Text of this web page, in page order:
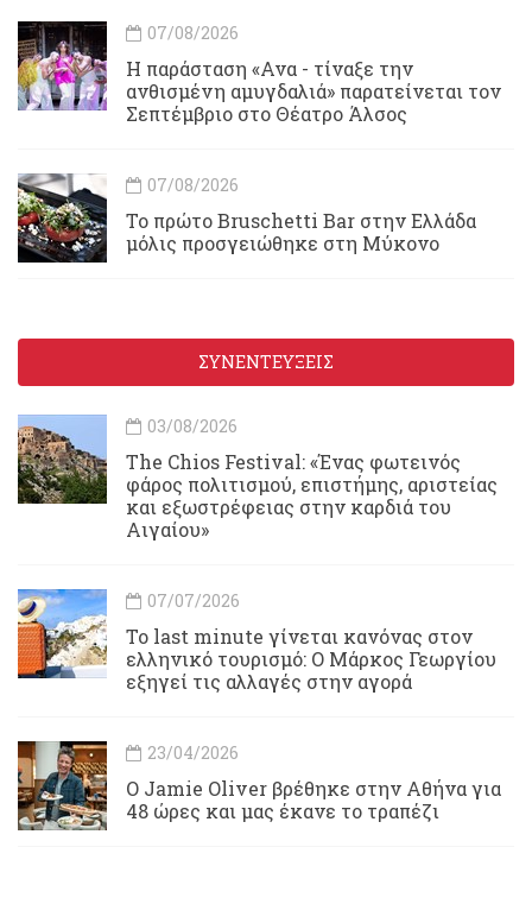
07/08/2026
Η παράσταση «Ανα - τίναξε την
ανθισμένη αμυγδαλιά» παρατείνεται τον
Σεπτέμβριο στο Θέατρο Άλσος
07/08/2026
Το πρώτο Bruschetti Bar στην Ελλάδα
μόλις προσγειώθηκε στη Μύκονο
ΣΥΝΕΝΤΕΥΞΕΙΣ
03/08/2026
Τhe Chios Festival: «Ένας φωτεινός
φάρος πολιτισμού, επιστήμης, αριστείας
και εξωστρέφειας στην καρδιά του
Αιγαίου»
07/07/2026
Το last minute γίνεται κανόνας στον
ελληνικό τουρισμό: Ο Μάρκος Γεωργίου
εξηγεί τις αλλαγές στην αγορά
23/04/2026
Ο Jamie Oliver βρέθηκε στην Αθήνα για
48 ώρες και μας έκανε το τραπέζι